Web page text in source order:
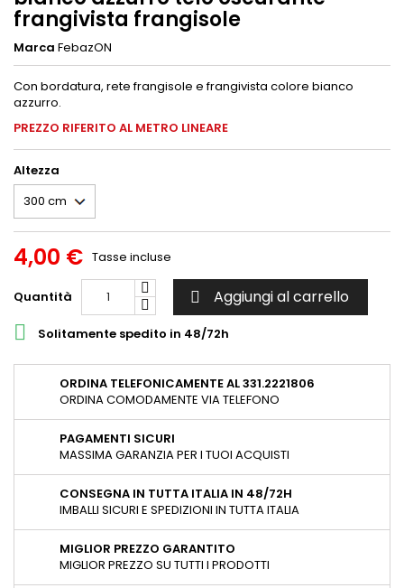
frangivista frangisole
Marca FebazON
Con bordatura, rete frangisole e frangivista colore bianco
azzurro.
PREZZO RIFERITO AL METRO LINEARE
Altezza
4,00 € Tasse incluse
Quantità  Aggiungi al carrello
 Solitamente spedito in 48/72h
ORDINA TELEFONICAMENTE AL 331.2221806
ORDINA COMODAMENTE VIA TELEFONO
PAGAMENTI SICURI
MASSIMA GARANZIA PER I TUOI ACQUISTI
CONSEGNA IN TUTTA ITALIA IN 48/72H
IMBALLI SICURI E SPEDIZIONI IN TUTTA ITALIA
MIGLIOR PREZZO GARANTITO
MIGLIOR PREZZO SU TUTTI I PRODOTTI